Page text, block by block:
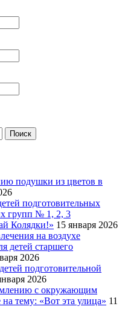
подушки из цветов в
подготовительных
групп № 1, 2, 3
Колядки!» 15 января 2026
на воздухе
детей старшего
2026
подготовительной
2026
с окружающим
тему: «Вот эта улица» 11